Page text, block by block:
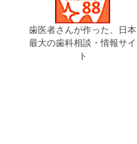
歯医者さんが作った、日本
最大の歯科相談・情報サイ
ト